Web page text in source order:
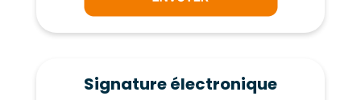
Signature électronique